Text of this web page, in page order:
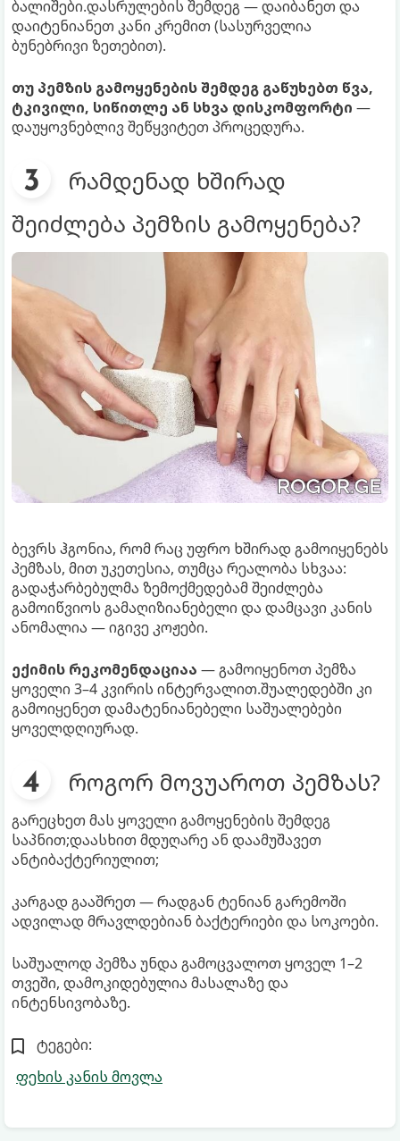
ბალიშები.დასრულების შემდეგ — დაიბანეთ და
დაიტენიანეთ კანი კრემით (სასურველია
ბუნებრივი ზეთებით).
თუ პემზის გამოყენების შემდეგ გაწუხებთ წვა,
ტკივილი, სიწითლე ან სხვა დისკომფორტი —
დაუყოვნებლივ შეწყვიტეთ პროცედურა.
რამდენად ხშირად
შეიძლება პემზის გამოყენება?
ბევრს ჰგონია, რომ რაც უფრო ხშირად გამოიყენებს
პემზას, მით უკეთესია, თუმცა რეალობა სხვაა:
გადაჭარბებულმა ზემოქმედებამ შეიძლება
გამოიწვიოს გამაღიზიანებელი და დამცავი კანის
ანომალია — იგივე კოჟები.
ექიმის რეკომენდაციაა — გამოიყენოთ პემზა
ყოველი 3–4 კვირის ინტერვალით.შუალედებში კი
გამოიყენეთ დამატენიანებელი საშუალებები
ყოველდღიურად.
როგორ მოვუაროთ პემზას?
გარეცხეთ მას ყოველი გამოყენების შემდეგ
საპნით;დაასხით მდუღარე ან დაამუშავეთ
ანტიბაქტერიულით;
კარგად გააშრეთ — რადგან ტენიან გარემოში
ადვილად მრავლდებიან ბაქტერიები და სოკოები.
საშუალოდ პემზა უნდა გამოცვალოთ ყოველ 1–2
თვეში, დამოკიდებულია მასალაზე და
ინტენსივობაზე.
ტეგები:
ფეხის კანის მოვლა